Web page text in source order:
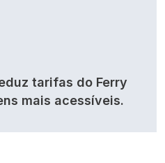
tarifas do Ferry
mais acessíveis.